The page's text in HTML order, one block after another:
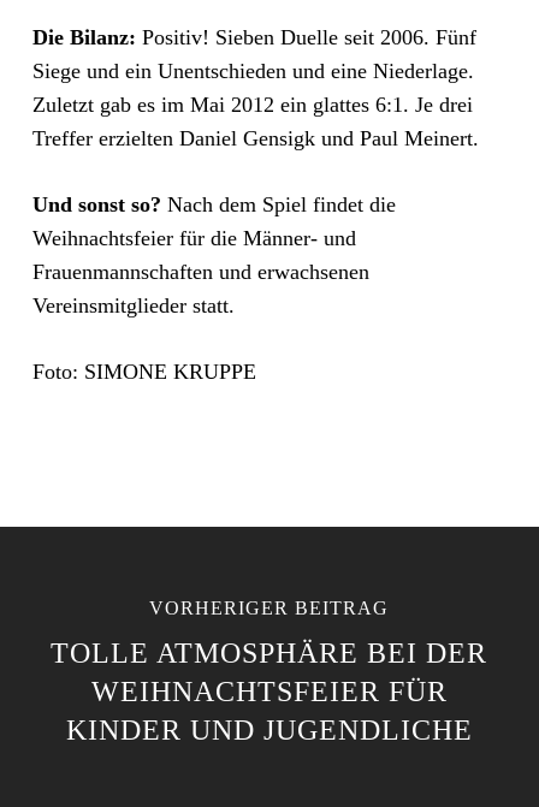
Die Bilanz: Positiv! Sieben Duelle seit 2006. Fünf
Siege und ein Unentschieden und eine Niederlage.
Zuletzt gab es im Mai 2012 ein glattes 6:1. Je drei
Treffer erzielten Daniel Gensigk und Paul Meinert.
Und sonst so? Nach dem Spiel findet die
Weihnachtsfeier für die Männer- und
Frauenmannschaften und erwachsenen
Vereinsmitglieder statt.
Foto: SIMONE KRUPPE
VORHERIGER BEITRAG
TOLLE ATMOSPHÄRE BEI DER
WEIHNACHTSFEIER FÜR
KINDER UND JUGENDLICHE